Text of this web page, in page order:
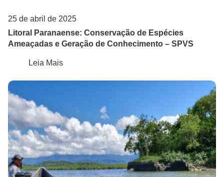
25 de abril de 2025
Litoral Paranaense: Conservação de Espécies
Ameaçadas e Geração de Conhecimento – SPVS
Leia Mais